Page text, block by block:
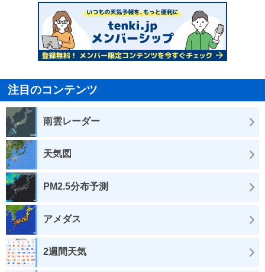
注目のコンテンツ
雨雲レーダー
天気図
PM2.5分布予測
アメダス
2週間天気